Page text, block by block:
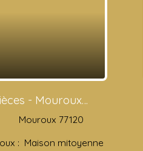
- Mouroux
Mouroux 77120
: Maison mitoyenne